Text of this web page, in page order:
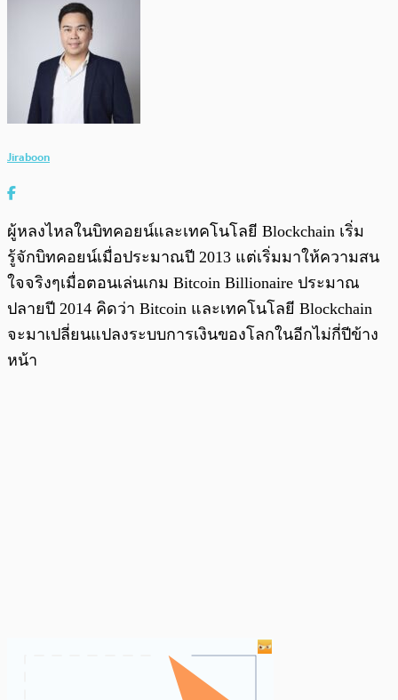
Jiraboon
ผู้หลงไหลในบิทคอยน์และเทคโนโลยี Blockchain เริ่ม
รู้จักบิทคอยน์เมื่อประมาณปี 2013 แต่เริ่มมาให้ความสน
ใจจริงๆเมื่อตอนเล่นเกม Bitcoin Billionaire ประมาณ
ปลายปี 2014 คิดว่า Bitcoin และเทคโนโลยี Blockchain
จะมาเปลี่ยนแปลงระบบการเงินของโลกในอีกไม่กี่ปีข้าง
หน้า